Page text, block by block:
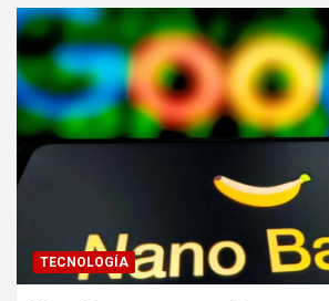
TECNOLOGÍA